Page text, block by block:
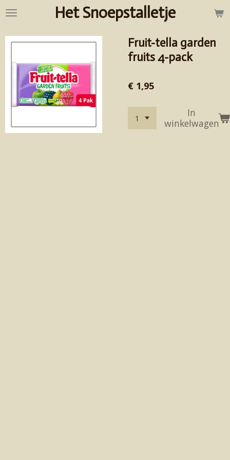
Ga
de
Het Snoepstalletje
Fruit-tella garden
fruits 4-pack
€ 1,95
In
winkelwagen